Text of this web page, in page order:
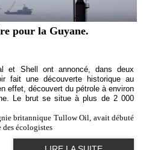
pour la Guyane.
et Shell ont annoncé, dans deux
fait une découverte historique au
effet, découvert du pétrole à environ
Le brut se situe à plus de 2 000
britannique Tullow Oil, avait débuté
des écologistes